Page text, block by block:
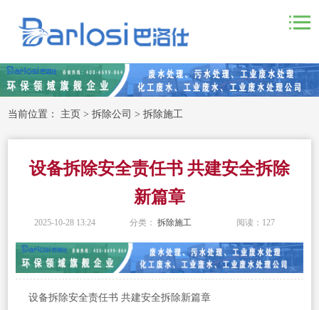
当前位置： 主页 >拆除公司 >拆除施工
设备拆除安全责任书 共建安全拆除
新篇章
2025-10-28 13:24 分类：拆除施工 阅读： 127
设备拆除安全责任书 共建安全拆除新篇章